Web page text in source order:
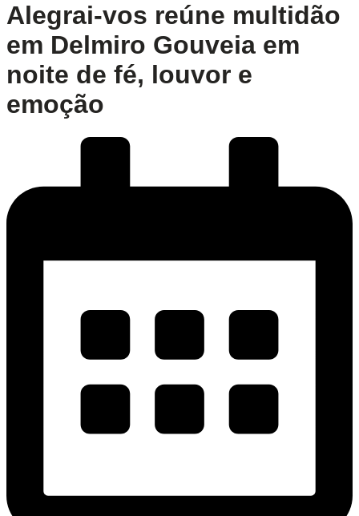
Alegrai-vos reúne multidão
em Delmiro Gouveia em
noite de fé, louvor e
emoção